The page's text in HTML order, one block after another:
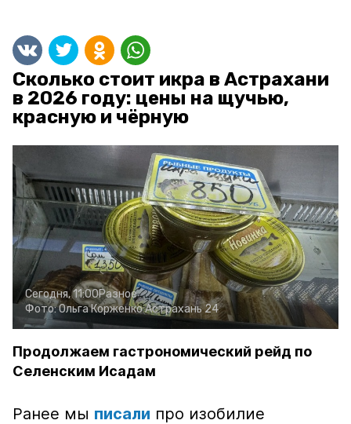
Сколько стоит икра в Астрахани
в 2026 году: цены на щучью,
красную и чёрную
Сегодня, 11:00Разное
Фото:Ольга КорженкоАстрахань 24
Продолжаем гастрономический рейд по
Селенским Исадам
Ранее мы писали про изобилие